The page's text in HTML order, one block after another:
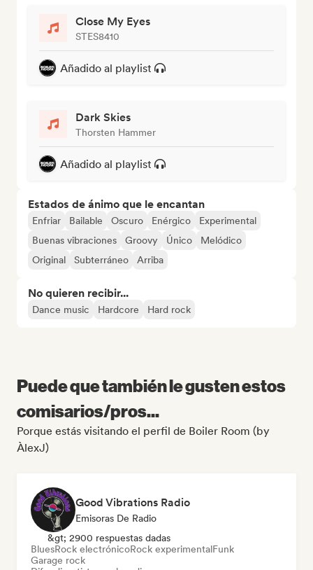
Close My Eyes
STES8410
Añadido al playlist
Dark Skies
Thorsten Hammer
Añadido al playlist
Estados de ánimo que le encantan
Enfriar Bailable Oscuro Enérgico
Experimental
Buenas vibraciones
Groovy Único
Melódico
Original
Subterráneo Arriba
No quieren recibir...
Dance music Hardcore Hard rock
Puede que también le gusten estos
comisarios/pros...
Porque estás visitando el perfil de Boiler Room (by
ÀlexJ)
Good Vibrations Radio
Emisoras De Radio
&gt; 2900 respuestas dadas
BluesRock electrónicoRock experimentalFunk
Garage rock